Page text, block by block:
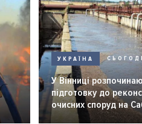
УКРАЇНА
У Вінниці
підготовку до
очисних споруд на
мер Вінниці.